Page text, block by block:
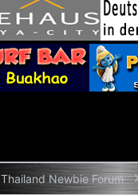
Thailand Newbie Forum